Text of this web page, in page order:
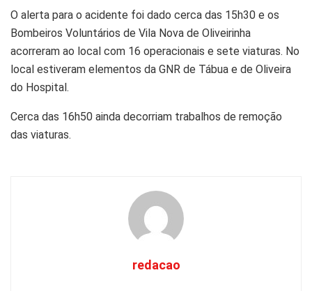
O alerta para o acidente foi dado cerca das 15h30 e os
Bombeiros Voluntários de Vila Nova de Oliveirinha
acorreram ao local com 16 operacionais e sete viaturas. No
local estiveram elementos da GNR de Tábua e de Oliveira
do Hospital.
Cerca das 16h50 ainda decorriam trabalhos de remoção
das viaturas.
redacao